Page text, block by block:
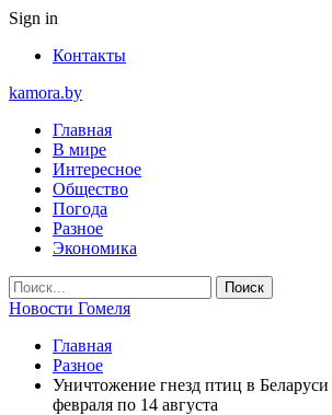
Sign in
Контакты
kamora.by
Главная
В мире
Интересное
Общество
Погода
Разное
Экономика
Новости Гомеля
Главная
Разное
Уничтожение гнезд птиц в
февраля по 14 августа